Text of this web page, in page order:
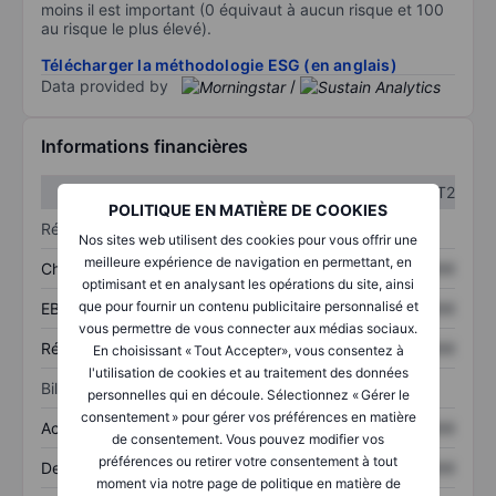
POLITIQUE EN MATIÈRE DE COOKIES
Nos sites web utilisent des cookies pour vous offrir une
meilleure expérience de navigation en permettant, en
optimisant et en analysant les opérations du site, ainsi
que pour fournir un contenu publicitaire personnalisé et
vous permettre de vous connecter aux médias sociaux.
En choisissant « Tout Accepter», vous consentez à
l'utilisation de cookies et au traitement des données
personnelles qui en découle. Sélectionnez « Gérer le
consentement » pour gérer vos préférences en matière
de consentement. Vous pouvez modifier vos
préférences ou retirer votre consentement à tout
moment via notre page de politique en matière de
moins il est important (0 équivaut à aucun risque et 100
au risque le plus élevé).
Télécharger la méthodologie ESG (en anglais)
Data provided by
/
Informations financières
T2
Résultats
Chiffre d’affaires XXXXXXX XXXXXXX
EBITDA XXXXXXX XXXXXXX
Résultat net XXXXXXX XXXXXXX
Bilan
Actifs totaux XXXXXXX XXXXXXX
Dette totale XXXXXXX XXXXXXX